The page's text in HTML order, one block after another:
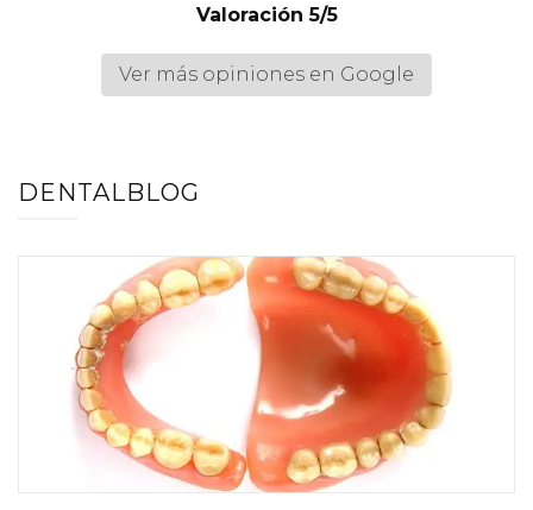
Valoración 5/5
Ver más opiniones en Google
DENTALBLOG